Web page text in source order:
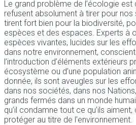
Le grand problème de l’écologie
refusent absolument à tirer pour nos
tirent fort bien pour la biodiversité,
espèces et des espaces. Experts à
espèces vivantes, lucides sur les
dans notre environnement,
l’introduction d’éléments extérieurs
écosystème ou d’une population
donnée, ils sont aveugles sur les
dans nos sociétés, dans nos
grands fermés dans un monde
qu’il condamne tout ce qu’ils
protéger au titre de l’environnement.